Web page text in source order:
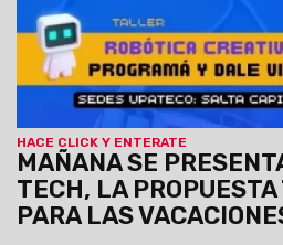
HACE CLICK Y ENTERATE
MAÑANA SE
TECH, LA
PARA LAS